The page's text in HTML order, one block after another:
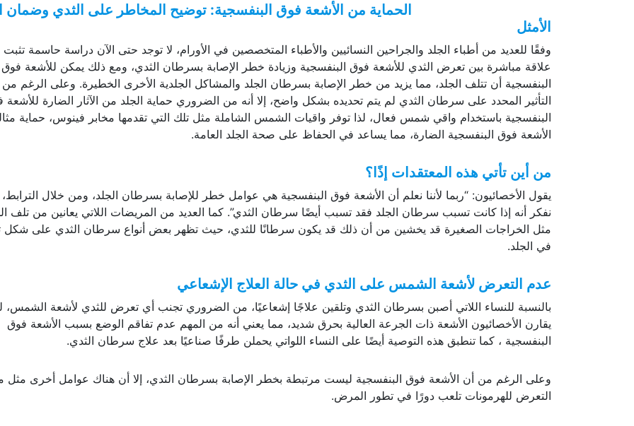
الحماية من الأشعة فوق البنفسجية: توضيح المخاطر على الثدي وضمان
الأمثل
وفقًا للعديد من أطباء الجلد والجراحين النسائيين والأطباء المتخصصين في الأورام، لا توجد حتى الآن دراسة حاسمة
علاقة مباشرة بين تعرض الثدي للأشعة فوق البنفسجية وزيادة خطر الإصابة بسرطان الثدي، ومع ذلك يمكن للأشعة فوق
البنفسجية أن تتلف الجلد، مما يزيد من خطر الإصابة بسرطان الجلد والمشاكل الجلدية الأخرى الخطيرة. وعلى الرغم
التأثير المحدد على سرطان الثدي لم يتم تحديده بشكل واضح، إلا أنه من الضروري حماية الجلد من الآثار الضارة للأشعة
البنفسجية باستخدام واقي شمس فعال، لذا توفر واقيات الشمس الشاملة مثل تلك التي تقدمها مخابر فينوس، حماية
الأشعة فوق البنفسجية الضارة، مما يساعد في الحفاظ على صحة الجلد العامة.
من أين تأتي هذه المعتقدات إذًا؟
يقول الأخصائيون: “ربما لأننا نعلم أن الأشعة فوق البنفسجية هي عوامل خطر للإصابة بسرطان الجلد، ومن خلال
نفكر أنه إذا كانت تسبب سرطان الجلد فقد تسبب أيضًا سرطان الثدي”. كما العديد من المريضات اللاتي يعانين من تلف
مثل الخراجات الصغيرة قد يخشين من أن ذلك قد يكون سرطانًا للثدي، حيث تظهر بعض أنواع سرطان الثدي على شكل
في الجلد.
عدم التعرض لأشعة الشمس على الثدي في حالة العلاج الإشعاعي
بالنسبة للنساء اللاتي أصبن بسرطان الثدي وتلقين علاجًا إشعاعيًا، من الضروري تجنب أي تعرض للثدي لأشعة الشمس،
يقارن الأخصائيون الأشعة ذات الجرعة العالية بحرق شديد، مما يعني أنه من المهم عدم تفاقم الوضع بسبب الأشعة فوق
البنفسجية ، كما تنطبق هذه التوصية أيضًا على النساء اللواتي يحملن طرفًا صناعيًا بعد علاج سرطان الثدي.
وعلى الرغم من أن الأشعة فوق البنفسجية ليست مرتبطة بخطر الإصابة بسرطان الثدي، إلا أن هناك عوامل أخرى مثل
التعرض للهرمونات تلعب دورًا في تطور المرض.